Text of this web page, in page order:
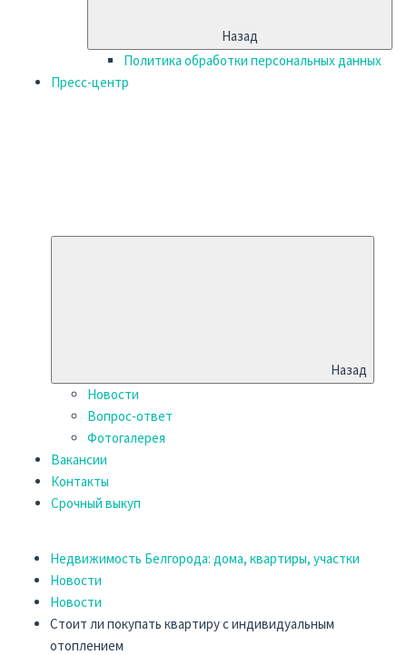
Назад
Политика обработки персональных данных
Пресс-центр
Назад
Новости
Вопрос-ответ
Фотогалерея
Вакансии
Контакты
Срочный выкуп
Недвижимость Белгорода: дома, квартиры, участки
Новости
Новости
Стоит ли покупать квартиру с индивидуальным
отоплением